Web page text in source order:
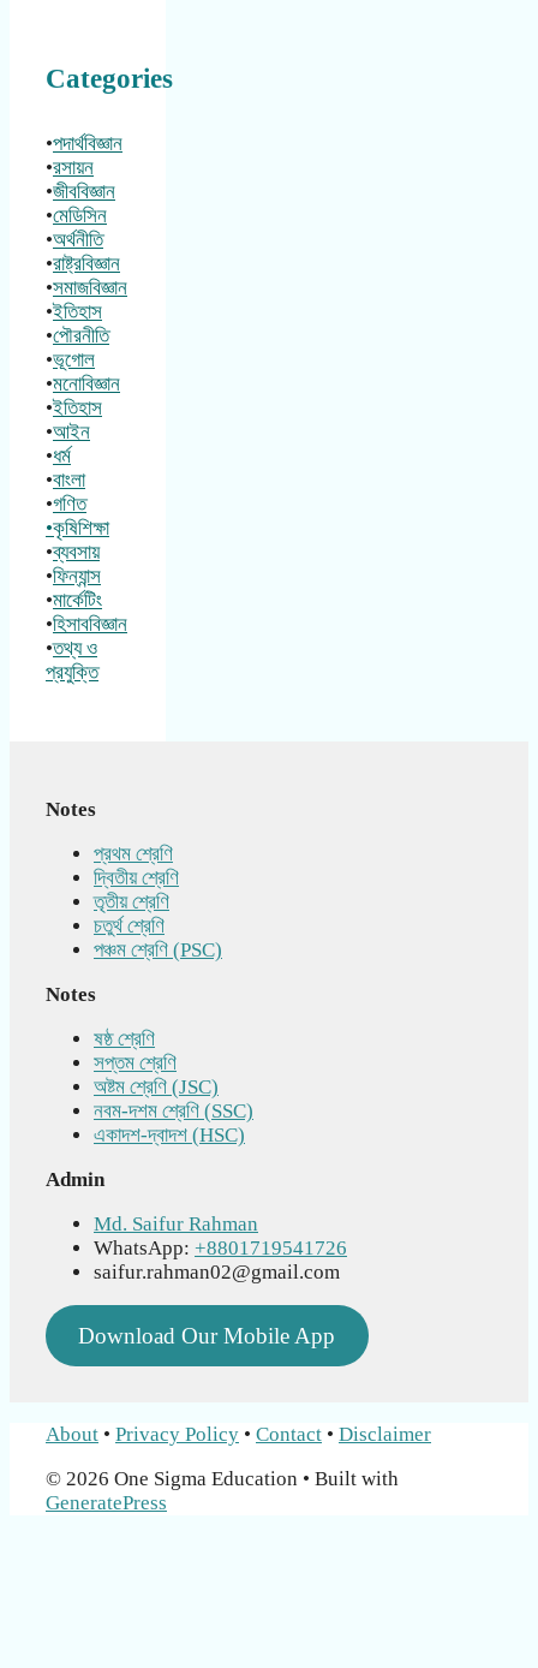
Categories
•পদার্থবিজ্ঞান
•রসায়ন
•জীববিজ্ঞান
•মেডিসিন
•অর্থনীতি
•রাষ্ট্রবিজ্ঞান
•সমাজবিজ্ঞান
•ইতিহাস
•পৌরনীতি
•ভূগোল
•মনোবিজ্ঞান
•ইতিহাস
•আইন
•ধর্ম
•বাংলা
•গণিত
•কৃষিশিক্ষা
•ব্যবসায়
•ফিন্যান্স
•মার্কেটিং
•হিসাববিজ্ঞান
•তথ্য ও
প্রযুক্তি
Notes
প্রথম শ্রেণি
দ্বিতীয় শ্রেণি
তৃতীয় শ্রেণি
চতুর্থ শ্রেণি
পঞ্চম শ্রেণি (PSC)
Notes
ষষ্ঠ শ্রেণি
সপ্তম শ্রেণি
অষ্টম শ্রেণি (JSC)
নবম-দশম শ্রেণি (SSC)
একাদশ-দ্বাদশ (HSC)
Admin
Md. Saifur Rahman
WhatsApp: +8801719541726
saifur.rahman02@gmail.com
Download Our Mobile App
About • Privacy Policy • Contact • Disclaimer
© 2026 One Sigma Education • Built with
GeneratePress